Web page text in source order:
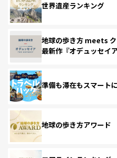
世界遺産ランキング
地球の歩き方 meets
最新作『オデュッセイア
準備も滞在もスマート
地球の歩き方アワード